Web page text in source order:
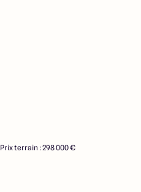
Prix terrain : 298 000 €